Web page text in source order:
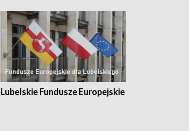
Lubelskie Fundusze Europejskie